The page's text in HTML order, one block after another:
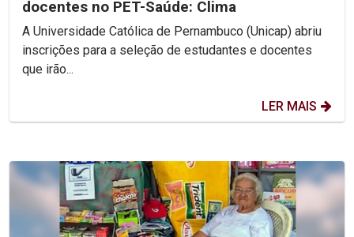
docentes no PET-Saúde: Clima
A Universidade Católica de Pernambuco (Unicap) abriu
inscrições para a seleção de estudantes e docentes
que irão...
LER MAIS